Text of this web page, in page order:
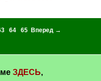
64 65
Вперед →
ЗДЕСЬ,